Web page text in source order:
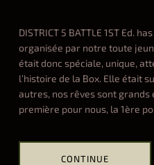
2
0
2
1
12.15.2021
DISTRICT 5 BATTLE 1ST Ed.
organisée par notre toute
était donc spéciale, unique,
l’histoire de la Box. Elle était
autres, nos rêves sont grands
première pour nous, la 1ère
CONTINUE